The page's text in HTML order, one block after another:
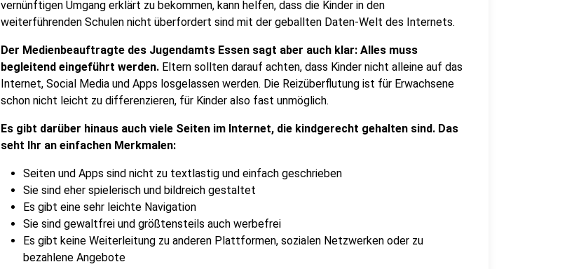
vernünftigen Umgang erklärt zu bekommen, kann helfen, dass die Kinder in den
weiterführenden Schulen nicht überfordert sind mit der geballten Daten-Welt des Internets.
Der Medienbeauftragte des Jugendamts Essen sagt aber auch klar: Alles muss
begleitend eingeführt werden. Eltern sollten darauf achten, dass Kinder nicht alleine auf das
Internet, Social Media und Apps losgelassen werden. Die Reizüberflutung ist für Erwachsene
schon nicht leicht zu differenzieren, für Kinder also fast unmöglich.
Es gibt darüber hinaus auch viele Seiten im Internet, die kindgerecht gehalten sind. Das
seht Ihr an einfachen Merkmalen:
Seiten und Apps sind nicht zu textlastig und einfach geschrieben
Sie sind eher spielerisch und bildreich gestaltet
Es gibt eine sehr leichte Navigation
Sie sind gewaltfrei und größtensteils auch werbefrei
Es gibt keine Weiterleitung zu anderen Plattformen, sozialen Netzwerken oder zu
bezahlene Angebote